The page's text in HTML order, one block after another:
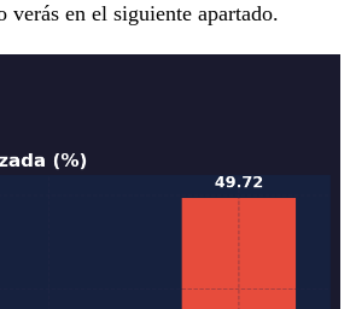
en el siguiente apartado.